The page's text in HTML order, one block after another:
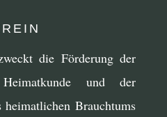
die Förderung der
und der
heimatlichen Brauchtums